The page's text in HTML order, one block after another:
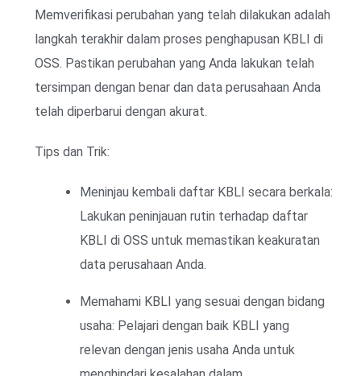
Memverifikasi perubahan yang telah dilakukan adalah
langkah terakhir dalam proses penghapusan KBLI di
OSS. Pastikan perubahan yang Anda lakukan telah
tersimpan dengan benar dan data perusahaan Anda
telah diperbarui dengan akurat.
Tips dan Trik:
Meninjau kembali daftar KBLI secara berkala:
Lakukan peninjauan rutin terhadap daftar
KBLI di OSS untuk memastikan keakuratan
data perusahaan Anda.
Memahami KBLI yang sesuai dengan bidang
usaha: Pelajari dengan baik KBLI yang
relevan dengan jenis usaha Anda untuk